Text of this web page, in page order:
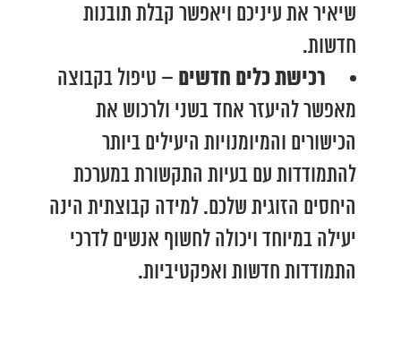
שיאיר את עיניכם ויאפשר קבלת תובנות
חדשות.
רכישת כלים חדשים – טיפול בקבוצה
מאפשר להיעזר אחד בשני ולרכוש את
הכישורים והמיומנויות היעילים ביותר
להתמודדות עם בעיות התקשורת במערכת
היחסים הזוגית שלכם. למידה קבוצתית הינה
יעילה במיוחד ויכולה לחשוף אנשים לדרכי
התמודדות חדשות ואפקטיביות.